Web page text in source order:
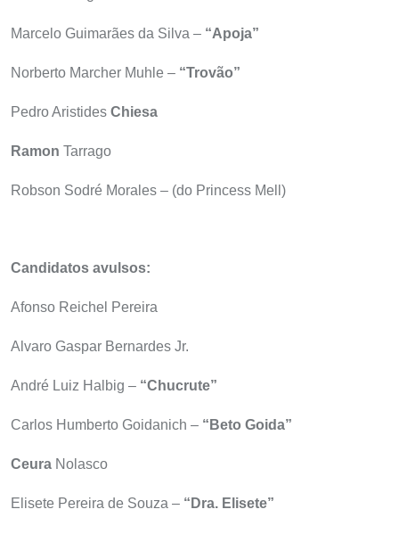
Marcelo Guimarães da Silva – “Apoja”
Norberto Marcher Muhle – “Trovão”
Pedro Aristides Chiesa
Ramon Tarrago
Robson Sodré Morales – (do Princess Mell)
Candidatos avulsos:
Afonso Reichel Pereira
Alvaro Gaspar Bernardes Jr.
André Luiz Halbig – “Chucrute”
Carlos Humberto Goidanich – “Beto Goida”
Ceura Nolasco
Elisete Pereira de Souza – “Dra. Elisete”